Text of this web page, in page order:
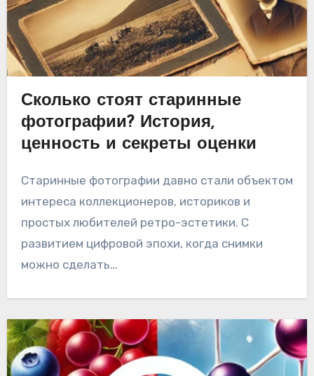
Сколько стоят старинные
фотографии? История,
ценность и секреты оценки
Старинные фотографии давно стали объектом
интереса коллекционеров, историков и
простых любителей ретро-эстетики. С
развитием цифровой эпохи, когда снимки
можно сделать…